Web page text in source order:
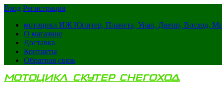
Вход Регистрация
мотоцикл ИЖ Юпитер, Планета, Урал, Днепр, Восход,
О магазине
Доставка
Контакты
Обратная связь
МОТОЦИКЛ СКУТЕР СНЕГОХОД